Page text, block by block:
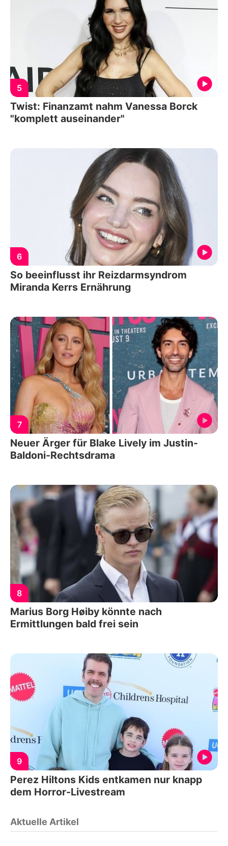
5
Twist: Finanzamt nahm Vanessa Borck
"komplett auseinander"
6
So beeinflusst ihr Reizdarmsyndrom
Miranda Kerrs Ernährung
7
Neuer Ärger für Blake Lively im Justin-
Baldoni-Rechtsdrama
8
Marius Borg Høiby könnte nach
Ermittlungen bald frei sein
9
Perez Hiltons Kids entkamen nur knapp
dem Horror-Livestream
Aktuelle Artikel